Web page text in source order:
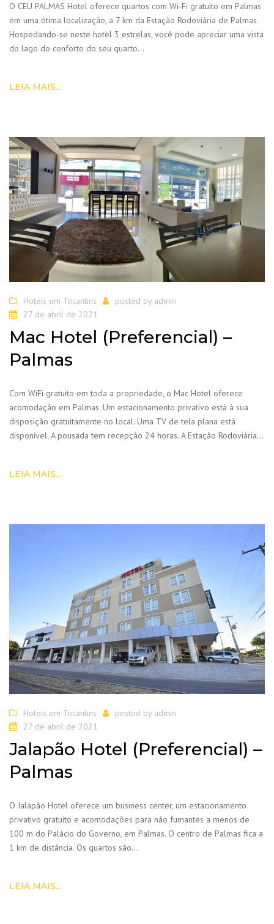
O CEU PALMAS Hotel oferece quartos com Wi-Fi gratuito em Palmas
em uma ótima localização, a 7 km da Estação Rodoviária de Palmas.
Hospedando-se neste hotel 3 estrelas, você pode apreciar uma vista
do lago do conforto do seu quarto…
LEIA MAIS...
Hoteis em Tocantins posted by admin
27 de abril de 2021
Mac Hotel (Preferencial) –
Palmas
Com WiFi gratuito em toda a propriedade, o Mac Hotel oferece
acomodação em Palmas. Um estacionamento privativo está à sua
disposição gratuitamente no local. Uma TV de tela plana está
disponível. A pousada tem recepção 24 horas. A Estação Rodoviária…
LEIA MAIS...
Hoteis em Tocantins posted by admin
27 de abril de 2021
Jalapão Hotel (Preferencial) –
Palmas
O Jalapão Hotel oferece um business center, um estacionamento
privativo gratuito e acomodações para não fumantes a menos de
100 m do Palácio do Governo, em Palmas. O centro de Palmas fica a
1 km de distância. Os quartos são…
LEIA MAIS...